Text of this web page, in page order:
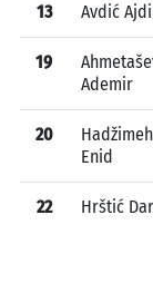
13 Avdić
19
Ademir
20
Enid
22 Hrštić